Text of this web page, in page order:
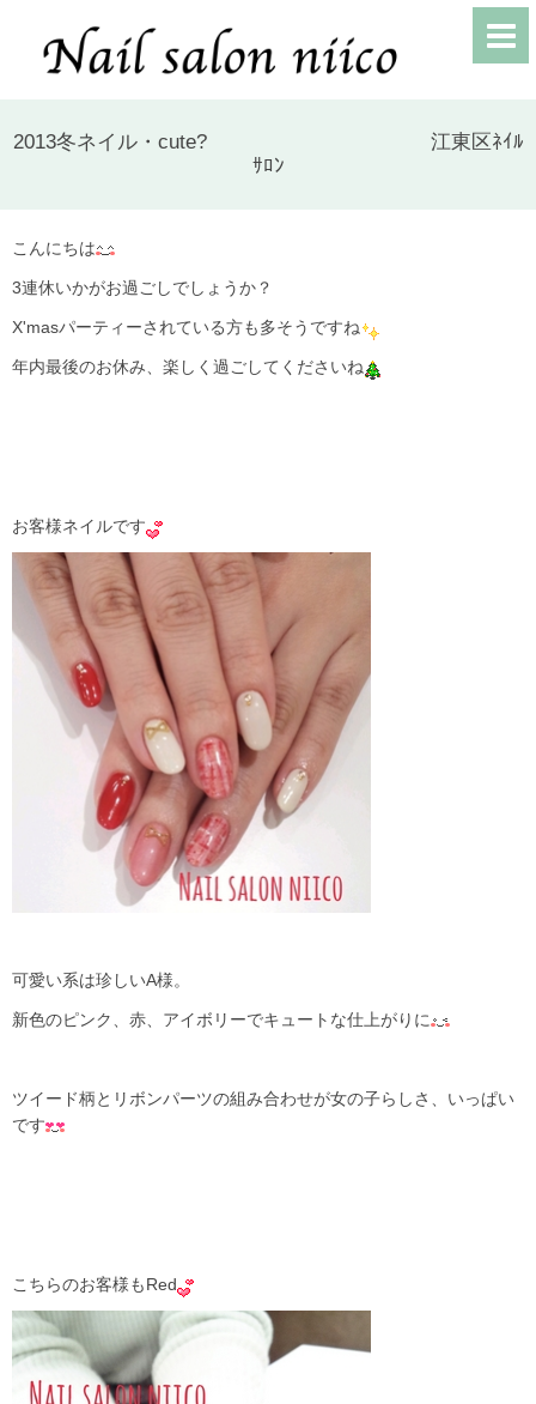
2013冬ネイル・cute? 江東区ﾈｲﾙ
ｻﾛﾝ
こんにちは
3連休いかがお過ごしでしょうか？
X'masパーティーされている方も多そうですね
年内最後のお休み、楽しく過ごしてくださいね
お客様ネイルです
可愛い系は珍しいA様。
新色のピンク、赤、アイボリーでキュートな仕上がりに
ツイード柄とリボンパーツの組み合わせが女の子らしさ、いっぱい
です
こちらのお客様もRed